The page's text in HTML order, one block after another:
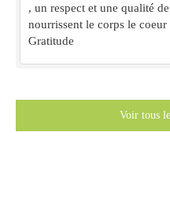
, un respect et une qualité
nourrissent le corps le
Gratitude
Voir tous